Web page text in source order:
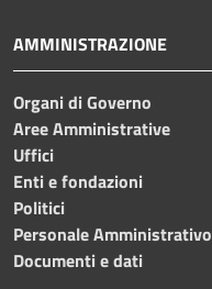
AMMINISTRAZIONE
Organi di Governo
Aree Amministrative
Uffici
Enti e fondazioni
Politici
Personale Amministrativo
Documenti e dati